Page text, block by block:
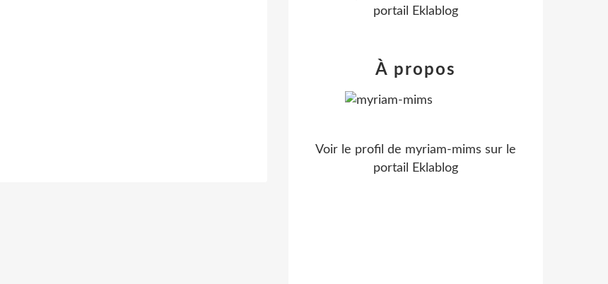
portail Eklablog
À propos
Voir le profil de myriam-mims sur le
portail Eklablog